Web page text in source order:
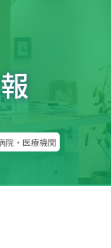
院・医療機関